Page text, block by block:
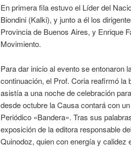
En primera fila estuvo el Líder del
Biondini (Kalki), y junto a él los
Provincia de Buenos Aires, y Enrique
Movimiento.
Para dar inicio al evento se entonaron
continuación, el Prof. Coria reafirmó
asistía a una noche de celebración
desde octubre la Causa contará con
Periódico «Bandera». Tras sus
exposición de la editora responsable
Quinodoz, quien con energía y calidez